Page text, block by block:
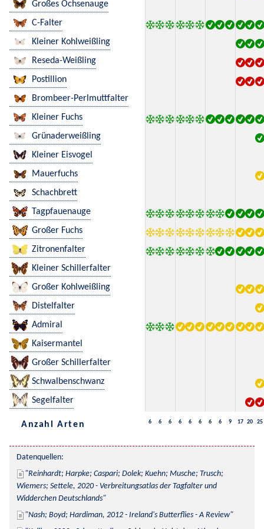
Großes Ochsenauge
C-Falter
Kleiner Kohlweißling
Reseda-Weißling
Postillion
Brombeer-Perlmuttfalter
Kleiner Fuchs
Grünaderweißling
Kleiner Eisvogel
Mauerfuchs
Schachbrett
Tagpfauenauge
Großer Fuchs
Zitronenfalter
Kleiner Schillerfalter
Großer Kohlweißling
Distelfalter
Admiral
Kaisermantel
Großer Schillerfalter
Schwalbenschwanz
Segelfalter
Anzahl Arten 6 6 6 6 6 6 6 6 9 17 20 25
Datenquellen:
Reinhardt; Harpke; Caspari; Dolek; Kuehn; Musche; Trusch;
Wiemers; Settele, 2020 - Verbreitungsatlas der Tagfalter und
Widderchen Deutschlands
Nash; Boyd; Hardiman, 2012 - Ireland's Butterflies - A Review